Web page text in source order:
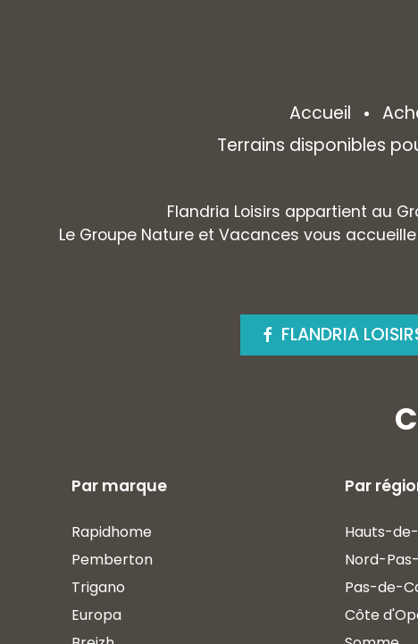
Accueil
Terrains disponibles
Flandria Loisirs appartient au
Le Groupe Nature et Vacances vous
FLANDRIA
Par marque
Rapidhome
Pemberton
Trigano
Europa
Par
Hauts-
Nord-
Pas-de-
Côte